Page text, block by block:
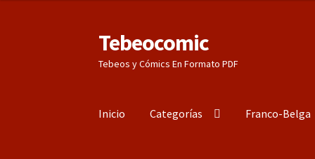
Ir
a
la
Ir
al
contenido
Tebeocomic
Tebeos y Cómics En Formato PDF
Inicio Categorías Franco-Belga